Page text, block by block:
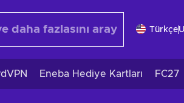
Türkçe
Eneba Hediye Kartları FC27